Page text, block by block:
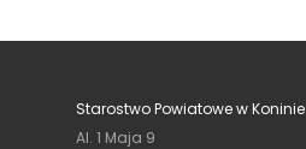
Starostwo Powiatowe w Koninie
Al. 1 Maja 9